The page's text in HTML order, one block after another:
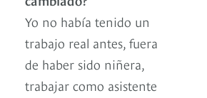
Yo no había tenido un
trabajo real antes, fuera
de haber sido niñera,
trabajar como asistente